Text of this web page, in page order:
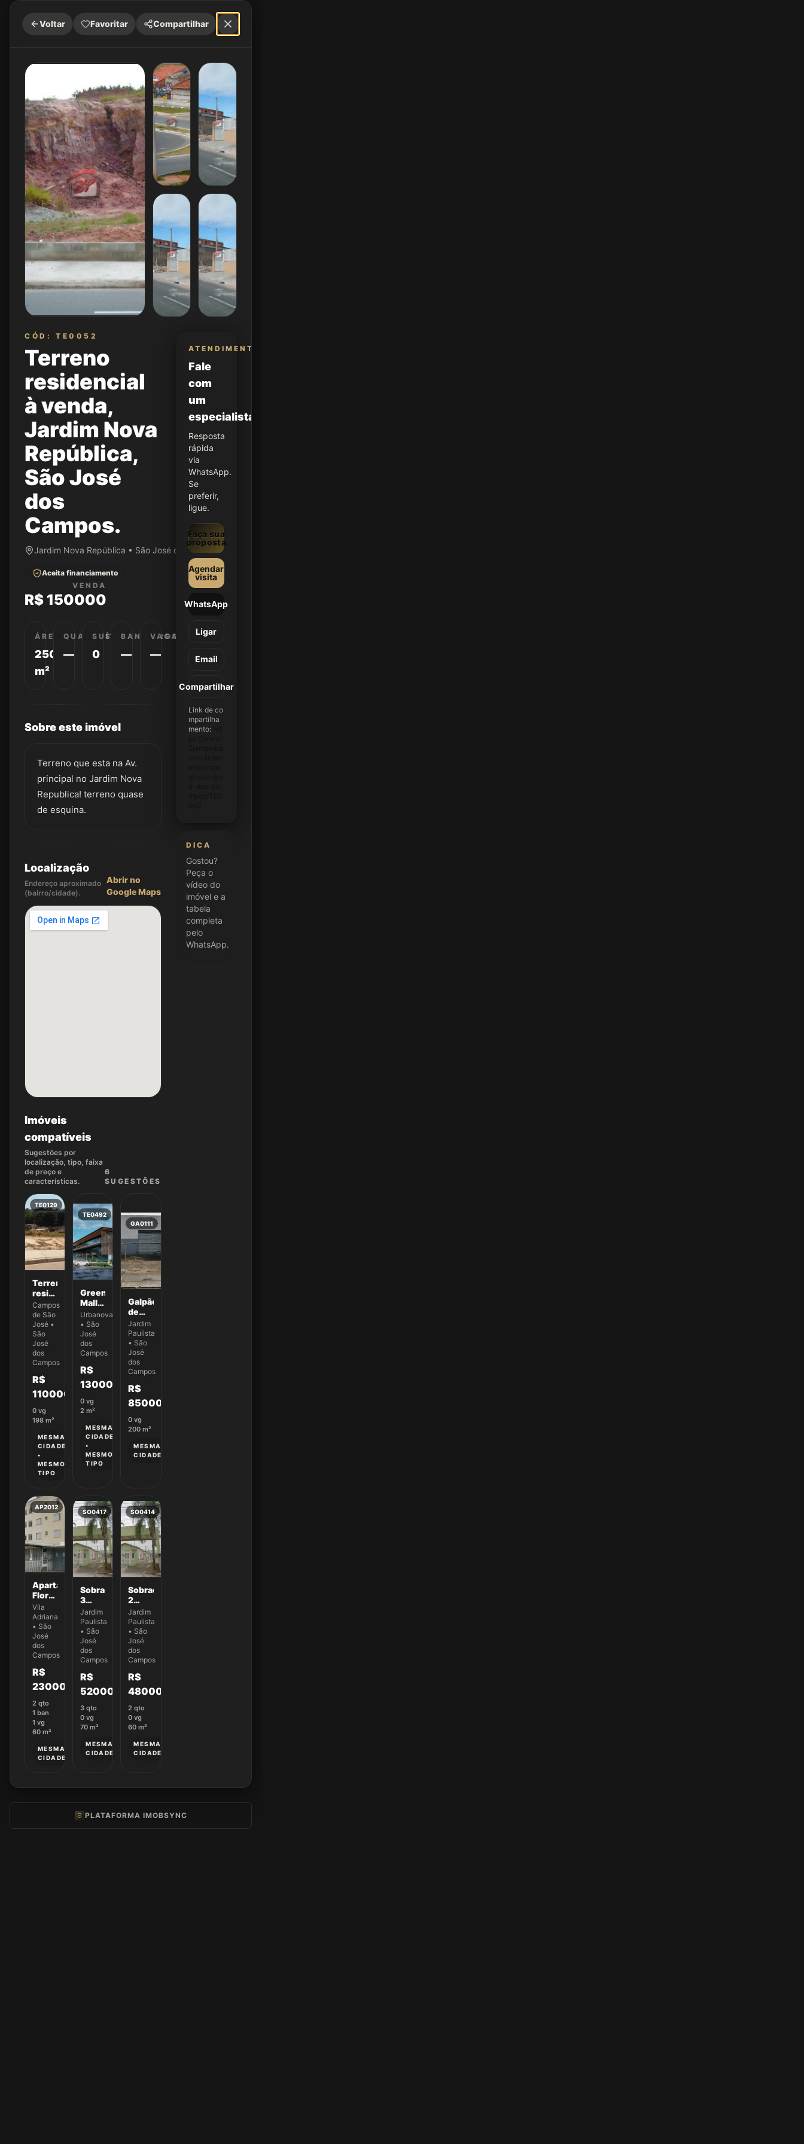
Voltar Favoritar Compartilhar
CÓD: TE0052
Terreno
residencial
à venda,
Jardim Nova
República,
São José
dos
Campos.
Jardim Nova República • São José dos Campos/SP
Aceita financiamento
VENDA
R$ 150000
ÁREA
250
m²
QUARTOS
—
SUÍTES
0
BANHEIROS
—
VAGAS
—
Sobre este imóvel
Terreno que esta na Av.
principal no Jardim Nova
Republica! terreno quase
de esquina.
Localização
Endereço aproximado
(bairro/cidade).
Abrir no
Google Maps
Imóveis
compatíveis
Sugestões por
localização, tipo, faixa
de preço e
características.
6
SUGESTÕES
TE0129
Terreno
residencial
à
venda,
Campos
de
São
José,
São
José
dos
Campos.
Campos
de São
José •
São
José
dos
Campos
R$
110000
0 vg
198 m²
MESMA
CIDADE
•
MESMO
TIPO
TE0492
Green
Mall -
Urbanova
Com
o
Projeto
já
aprovado
Urbanova
• São
José
dos
Campos
R$
13000000
0 vg
2 m²
MESMA
CIDADE
•
MESMO
TIPO
GA0111
Galpão
de
200
m² na
Av.
Benedito
Matarazzo
Jardim
Paulista
• São
José
dos
Campos
R$
850000
0 vg
200 m²
MESMA
CIDADE
AP2012
Apartamento
Flor
de
Ipê
com 2
dormitórios
na
Vila
Adriana
Vila
Adriana
• São
José
dos
Campos
R$
230000
2 qto
1 ban
1 vg
60 m²
MESMA
CIDADE
SO0417
Sobrado
3
dormitórios
no
Condomínio
Villa
Cambuí
-
Casa
032
Jardim
Paulista
• São
José
dos
Campos
R$
520000
3 qto
0 vg
70 m²
MESMA
CIDADE
SO0414
Sobrado
2
dormitórios
no
Condomínio
Villa
Cambuí
-
Casa
004
Jardim
Paulista
• São
José
dos
Campos
R$
480000
2 qto
0 vg
60 m²
MESMA
CIDADE
ATENDIMENTO
Fale
com
um
especialista
Resposta
rápida
via
WhatsApp.
Se
preferir,
ligue.
Faça sua
proposta
Agendar
visita
WhatsApp
Ligar
Email
Compartilhar
Link de co
mpartilha
mento:
DICA
Gostou?
Peça o
vídeo do
imóvel e a
tabela
completa
pelo
WhatsApp.
PLATAFORMA IMOBSYNC